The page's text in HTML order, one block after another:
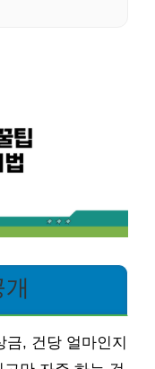
금, 건당 얼마인지